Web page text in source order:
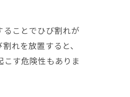
ことでひび割れが
れを放置すると、
す危険性もありま